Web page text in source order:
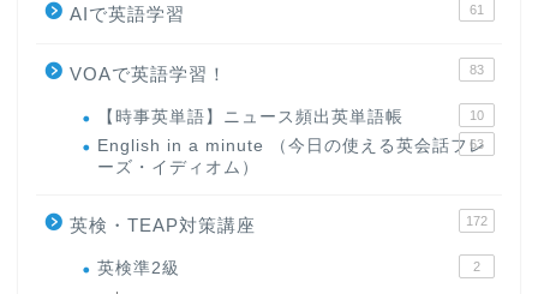
AIで英語学習 61
VOAで英語学習！ 83
【時事英単語】ニュース頻出英単語帳 10
English in a minute （今日の使える英会話フレ
ーズ・イディオム）
63
英検・TEAP対策講座 172
英検準2級 2